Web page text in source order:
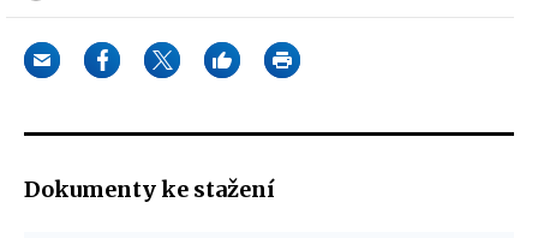
Dokumenty ke stažení